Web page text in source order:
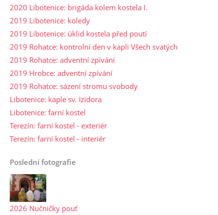
2020 Libotenice: brigáda kolem kostela I.
2019 Libotenice: koledy
2019 Libotenice: úklid kostela před poutí
2019 Rohatce: kontrolní den v kapli Všech svatých
2019 Rohatce: adventní zpívání
2019 Hrobce: adventní zpívání
2019 Rohatce: sázení stromu svobody
Libotenice: kaple sv. Izidora
Libotenice: farní kostel
Terezín: farní kostel - exteriér
Terezín: farní kostel - interiér
Poslední fotografie
2026 Nučničky pouť